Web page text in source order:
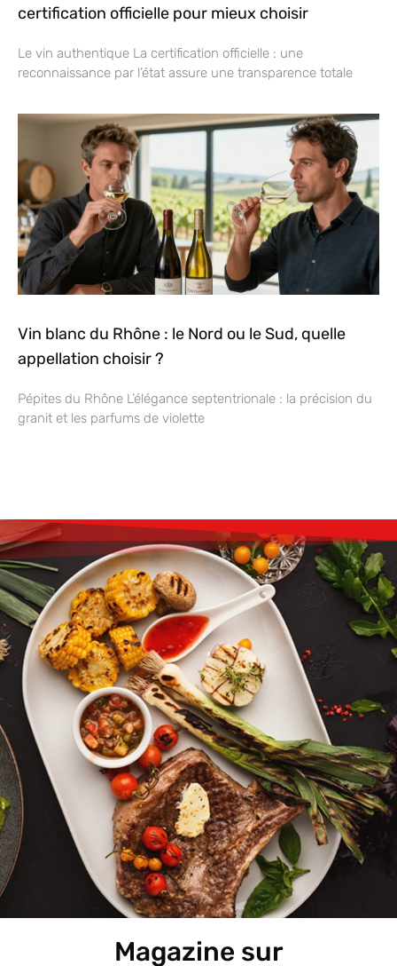
certification officielle pour mieux choisir
Le vin authentique La certification officielle : une
reconnaissance par l’état assure une transparence totale
Vin blanc du Rhône : le Nord ou le Sud, quelle
appellation choisir ?
Pépites du Rhône L’élégance septentrionale : la précision du
granit et les parfums de violette
Magazine sur